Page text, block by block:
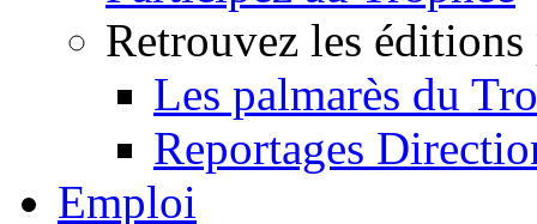
Retrouvez les éditions
Les palmarès du
Reportages
Emploi